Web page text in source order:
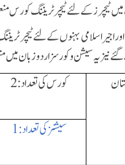
ٹیچرٹریننگ کورس
اجیر اسلامی بہنوں کے
نیز یہ سیشن و کورسز اردو زبان میں
کورس کی تعداد: 2
سیشنز کی تعداد: 1